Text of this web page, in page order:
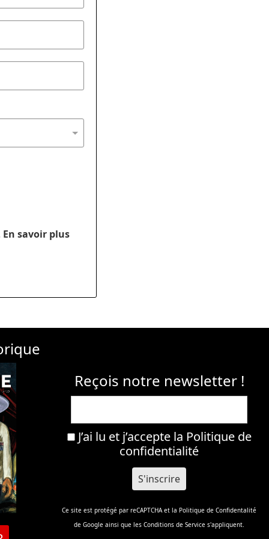
En savoir plus
Reçois notre newsletter !
J’ai lu et j’accepte la Politique de
confidentialité
Ce site est protégé par reCAPTCHA et la Politique de Confidentalité
de Google ainsi que les Conditions de Service s'appliquent.